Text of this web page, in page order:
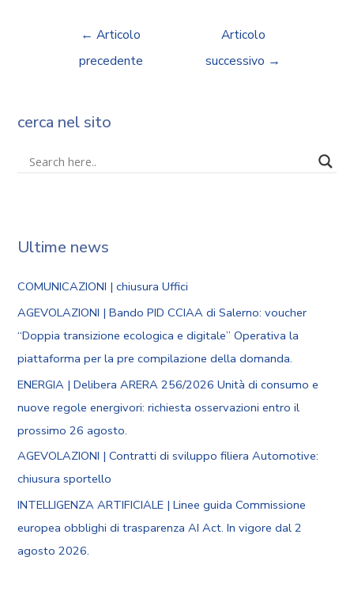
← Articolo
precedente
Articolo
successivo →
cerca nel sito
Ultime news
COMUNICAZIONI | chiusura Uffici
AGEVOLAZIONI | Bando PID CCIAA di Salerno: voucher
“Doppia transizione ecologica e digitale” Operativa la
piattaforma per la pre compilazione della domanda.
ENERGIA | Delibera ARERA 256/2026 Unità di consumo e
nuove regole energivori: richiesta osservazioni entro il
prossimo 26 agosto.
AGEVOLAZIONI | Contratti di sviluppo filiera Automotive:
chiusura sportello
INTELLIGENZA ARTIFICIALE | Linee guida Commissione
europea obblighi di trasparenza AI Act. In vigore dal 2
agosto 2026.